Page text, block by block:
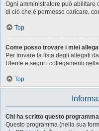
Ogni amministratore può abilitare
di ciò che è permesso caricare,
Top
Come posso trovare i miei
Per trovare la lista degli allegati
Utente e segui i collegamenti
Top
Chi ha scritto questo
Questo programma (nella sua